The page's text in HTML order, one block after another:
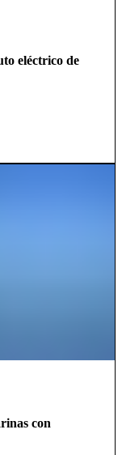
eléctrico de
con